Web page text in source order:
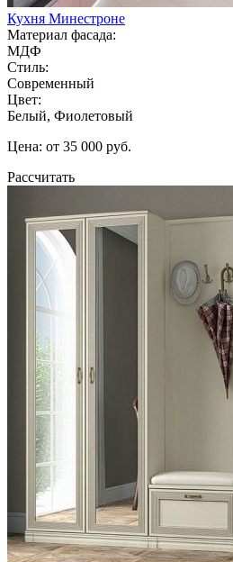
Кухня Минестроне
Материал фасада:
МДФ
Стиль:
Современный
Цвет:
Белый, Фиолетовый
Цена: от 35 000 руб.
Рассчитать